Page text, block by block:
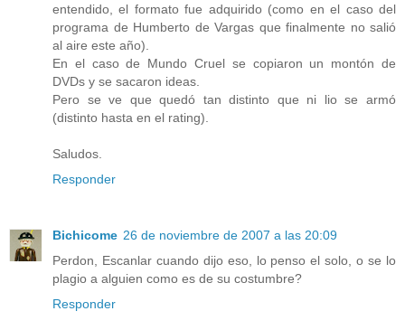
entendido, el formato fue adquirido (como en el caso del
programa de Humberto de Vargas que finalmente no salió
al aire este año).
En el caso de Mundo Cruel se copiaron un montón de
DVDs y se sacaron ideas.
Pero se ve que quedó tan distinto que ni lio se armó
(distinto hasta en el rating).
Saludos.
Responder
Bichicome 26 de noviembre de 2007 a las 20:09
Perdon, Escanlar cuando dijo eso, lo penso el solo, o se lo
plagio a alguien como es de su costumbre?
Responder